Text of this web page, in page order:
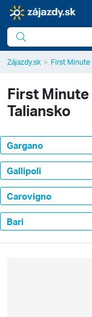
Zájazdy.sk First Minute
First Minute
Taliansko
Gargano
Gallipoli
Carovigno
Bari